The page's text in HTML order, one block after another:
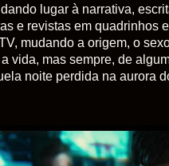
lugar à narrativa,
e revistas em quadrinhos
mudando a origem, o
vida, mas sempre, de
noite perdida na aurora